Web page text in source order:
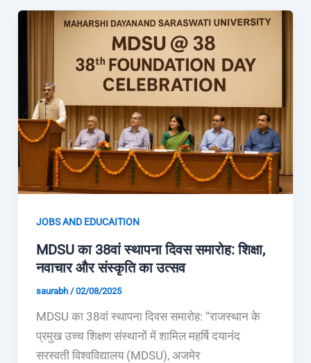
JOBS AND EDUCAITION
MDSU का 38वां स्थापना दिवस समारोह: शिक्षा,
नवाचार और संस्कृति का उत्सव
saurabh /02/08/2025
MDSU का 38वां स्थापना दिवस समारोह: “राजस्थान के
प्रमुख उच्च शिक्षण संस्थानों में शामिल महर्षि दयानंद
सरस्वती विश्वविद्यालय (MDSU), अजमेर